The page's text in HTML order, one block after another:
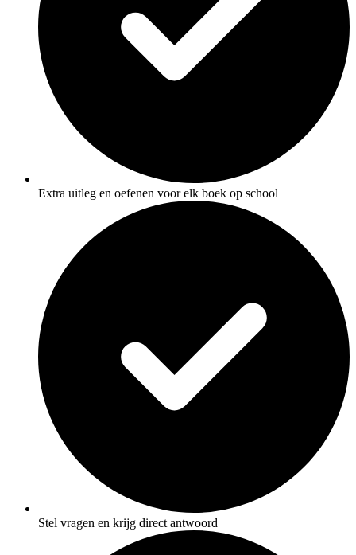
Extra uitleg en oefenen voor elk boek op school
Stel vragen en krijg direct antwoord